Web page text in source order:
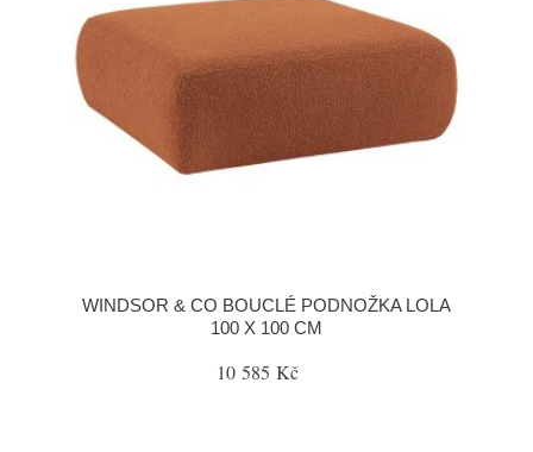
WINDSOR & CO BOUCLÉ PODNOŽKA LOLA
100 X 100 CM
10 585 Kč